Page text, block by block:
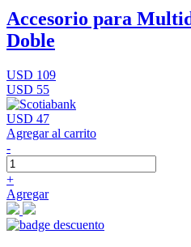
Accesorio para
Doble
USD 109
USD 55
USD 47
Agregar al carrito
-
+
Agregar